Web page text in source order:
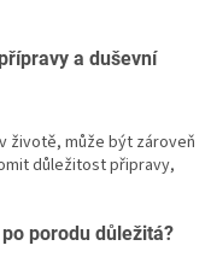
a duševní
životě, může být zároveň
důležitost připravy,
porodu důležitá?